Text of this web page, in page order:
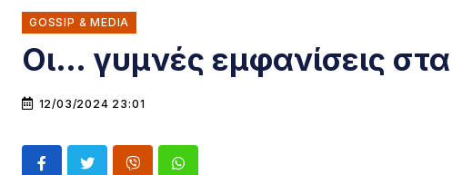
GOSSIP & MEDIA
Οι… γυμνές εμφανίσεις
12/03/2024 23:01